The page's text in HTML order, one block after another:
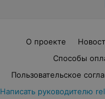
О проекте
Способы
Пользовательское
Написать руководителю